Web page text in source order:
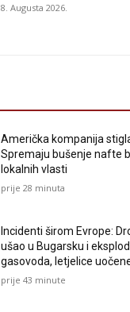
8. Augusta 2026.
Američka kompanija
Spremaju bušenje nafte
lokalnih vlasti
prije 28 minuta
Incidenti širom Evrope:
ušao u Bugarsku i
gasovoda, letjelice
prije 43 minute